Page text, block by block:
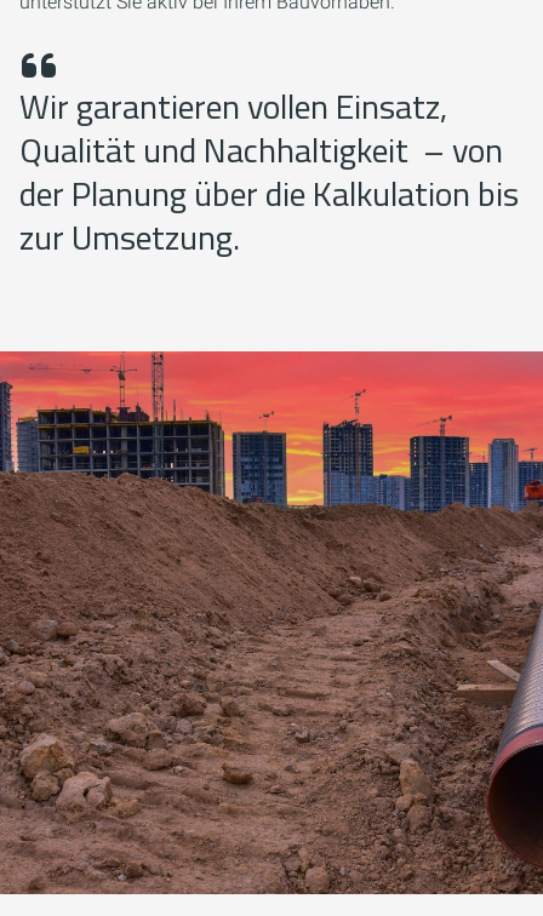
Wir garantieren vollen Einsatz,
Qualität und Nachhaltigkeit – von
der Planung über die Kalkulation bis
zur Umsetzung.